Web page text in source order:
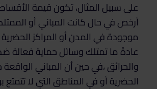
على سبيل المثال، تكون قيمة الأقساط
أرخص في حال كانت المباني أو
موجودة في المدن أو المراكز الحضرية
عادةً ما تمتلك وسائل حماية فعالة
والحرائق ،في حين أن المباني الواقعة
الحضرية أو في المناطق التي لا تتمتع